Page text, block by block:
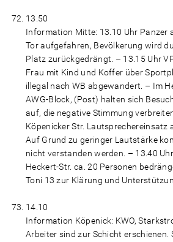
13.50
Information Mitte: 13.10 Uhr Panzer
Tor aufgefahren, Bevölkerung wird
Platz zurückgedrängt. – 13.15 Uhr
Frau mit Kind und Koffer über
illegal nach WB abgewandert. – Im
AWG-Block, (Post) halten sich
auf, die negative Stimmung
Köpenicker Str. Lautsprechereinsatz
Auf Grund zu geringer Lautstärke
nicht verstanden werden. – 13.40
Heckert-Str. ca. 20 Personen
Toni 13 zur Klärung und
14.10
Information Köpenick: KWO,
Arbeiter sind zur Schicht erschienen.